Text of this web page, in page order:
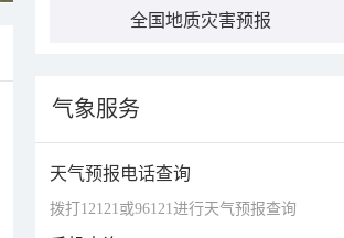
全国地质灾害预报
气象服务
天气预报电话查询
拨打12121或96121进行天气预报查询